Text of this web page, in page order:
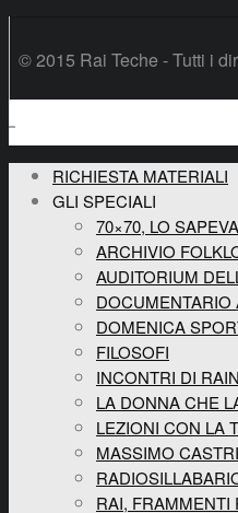
© 2015 Rai Teche - Tutti i
RICHIESTA MATERIALI
GLI SPECIALI
70×70, LO
ARCHIVIO
AUDITORIUM
DOCUMENTARIO
DOMENICA
FILOSOFI
INCONTRI DI
LA DONNA CHE
LEZIONI CON LA
MASSIMO CASTRI
RAI, FRAMMENTI